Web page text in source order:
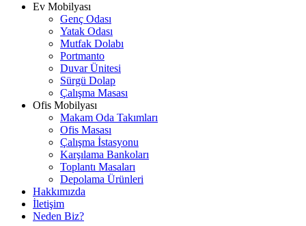
Ev Mobilyası
Genç Odası
Yatak Odası
Mutfak Dolabı
Portmanto
Duvar Ünitesi
Sürgü Dolap
Çalışma Masası
Ofis Mobilyası
Makam Oda Takımları
Ofis Masası
Çalışma İstasyonu
Karşılama Bankoları
Toplantı Masaları
Depolama Ürünleri
Hakkımızda
İletişim
Neden Biz?